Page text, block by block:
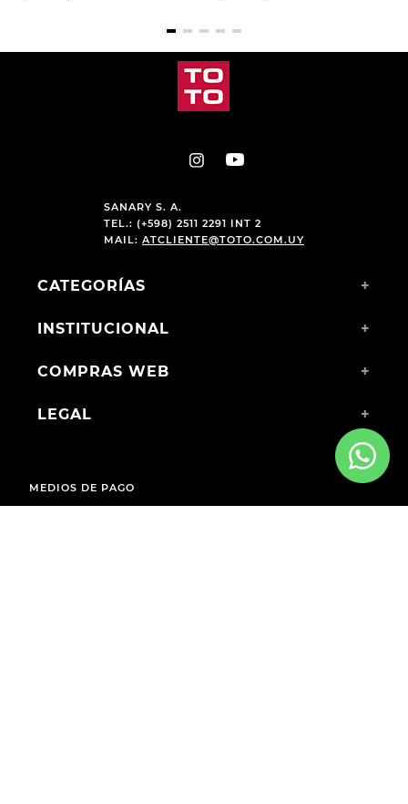
SANARY S. A.
TEL.: (+598) 2511 2291 INT 2
MAIL: ATCLIENTE@TOTO.COM.UY
CATEGORÍAS +
INSTITUCIONAL +
COMPRAS WEB +
LEGAL +
MEDIOS DE PAGO